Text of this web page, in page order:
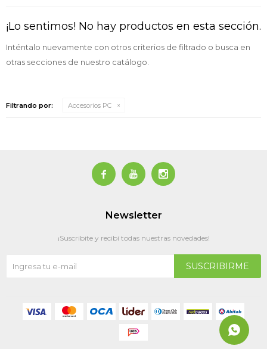
¡Lo sentimos! No hay productos en esta sección.
Inténtalo nuevamente con otros criterios de filtrado o busca en
otras secciones de nuestro catálogo.
Filtrando por: Accesorios PC
  
Newsletter
¡Suscribite y recibí todas nuestras novedades!
SUSCRIBIRME